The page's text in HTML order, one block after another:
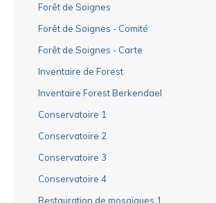
Forêt de Soignes
Forêt de Soignes - Comité
Forêt de Soignes - Carte
Inventaire de Forest
Inventaire Forest Berkendael
Conservatoire 1
Conservatoire 2
Conservatoire 3
Conservatoire 4
Restauration de mosaïques 1